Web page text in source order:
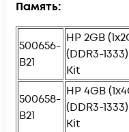
Память:
500656-
B21
HP 2GB
(DDR3-
Kit
500658-
B21
HP 4GB
(DDR3-
Kit